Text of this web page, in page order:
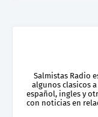
Salmistas Radio
algunos clasicos
español, ingles y
con noticias en